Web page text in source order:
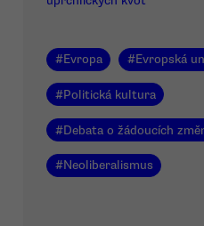
#Evropa #Evropská
#Politická kultura
#Debata o žádoucích
#Neoliberalismus